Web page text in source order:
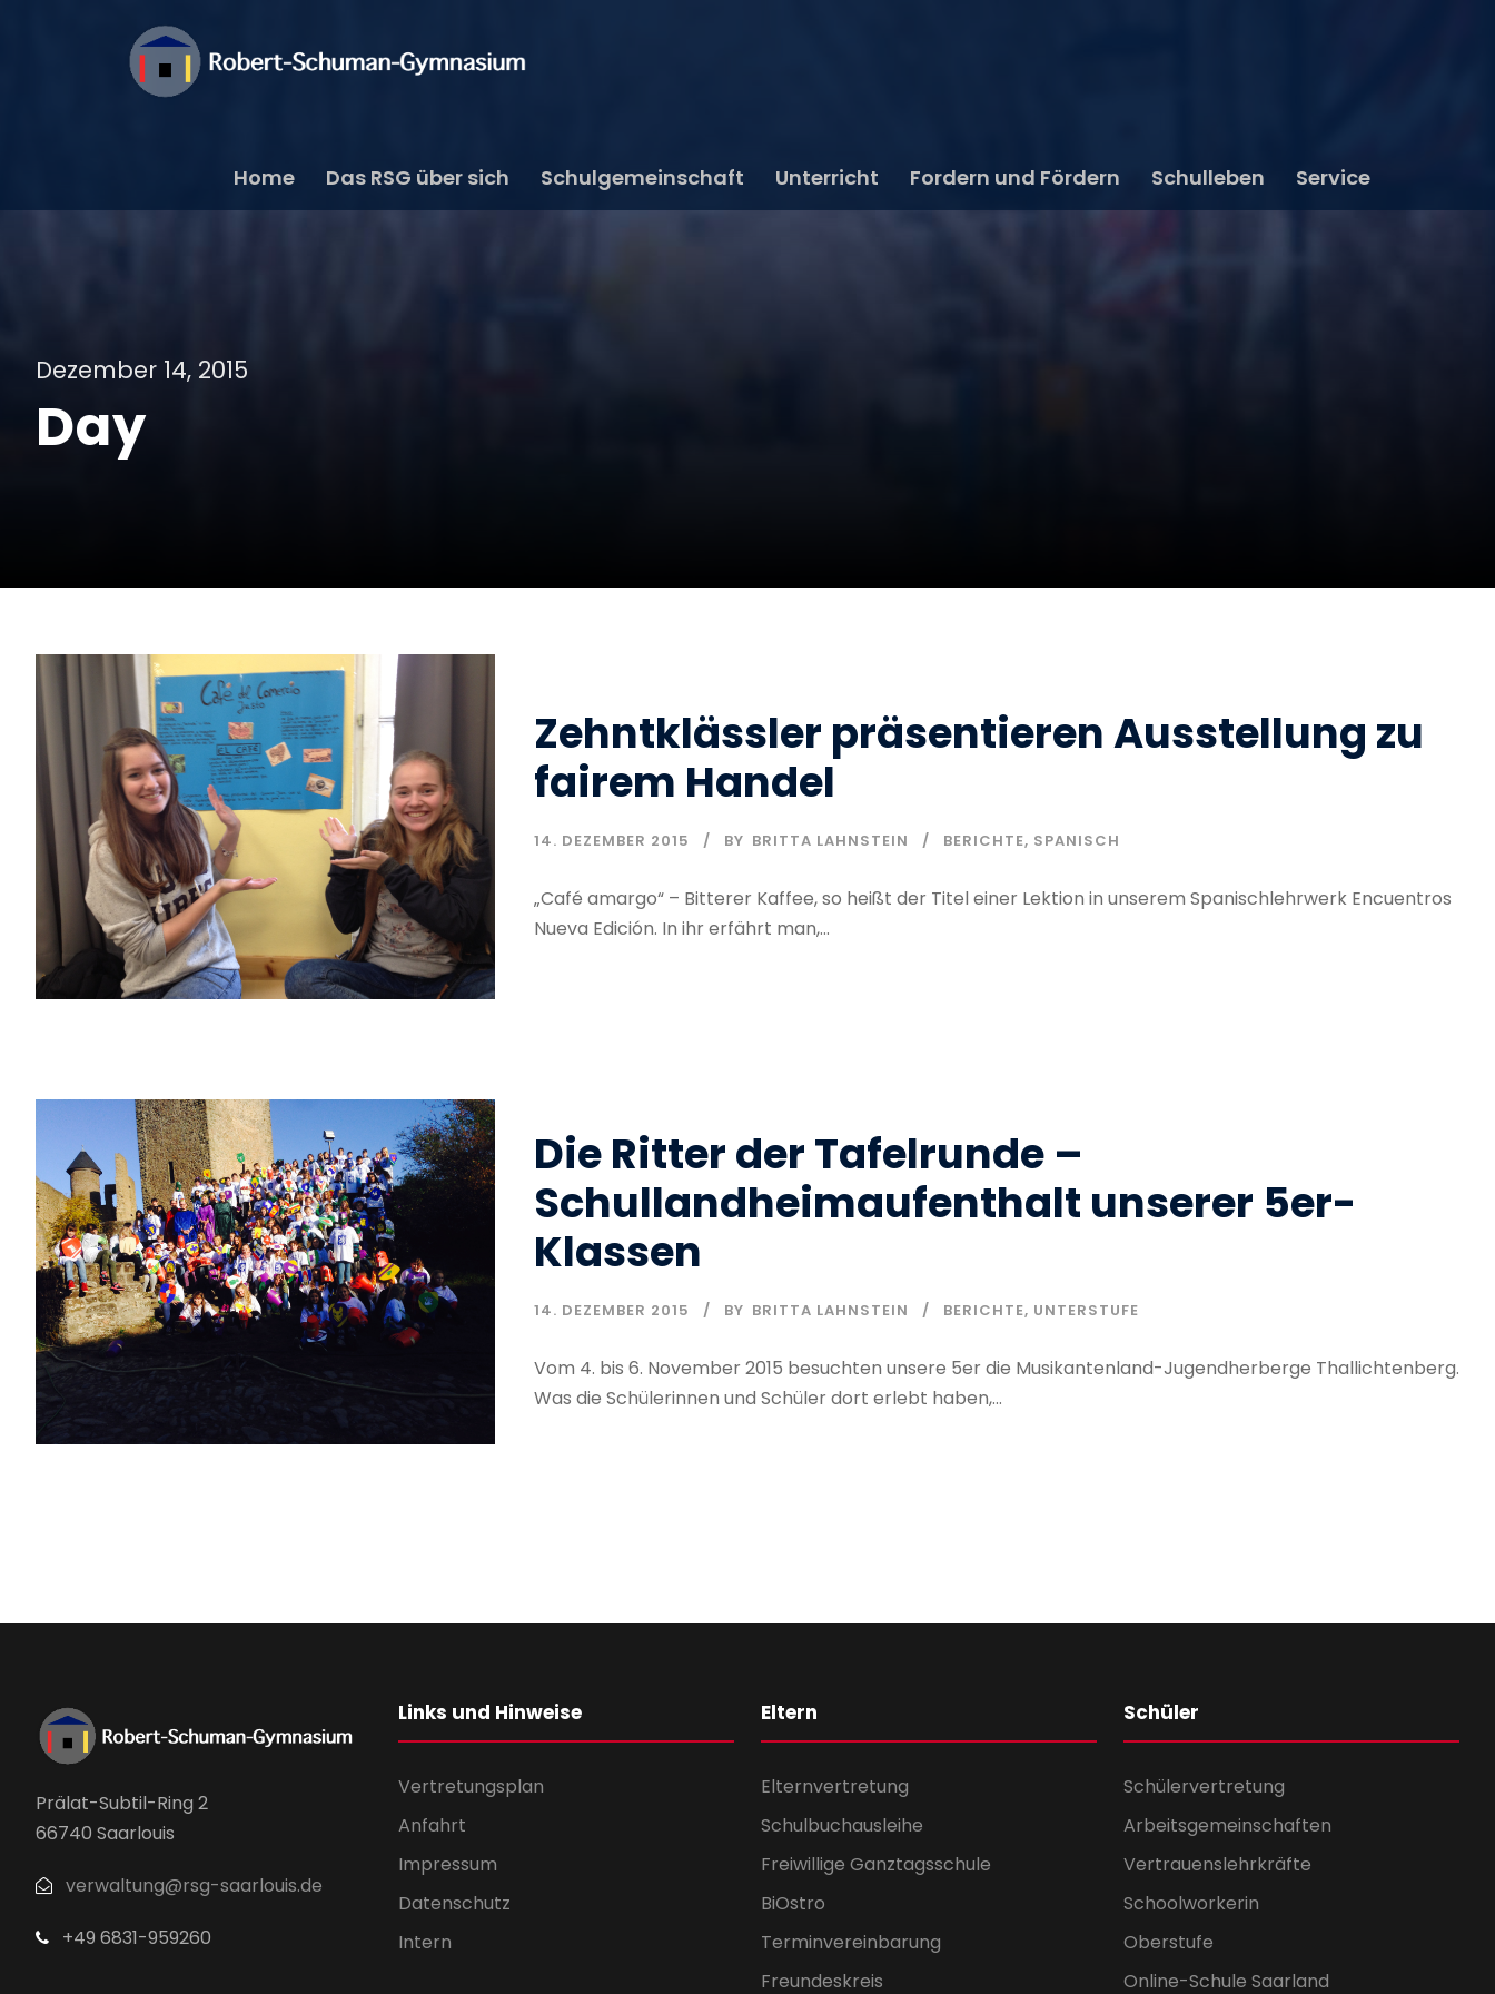
Home Das RSG über sich Schulgemeinschaft Unterricht Fordern und Fördern Schulleben Service
Dezember 14, 2015
Day
Zehntklässler präsentieren Ausstellung zu
fairem Handel
14. DEZEMBER 2015 BY BRITTA LAHNSTEIN BERICHTE, SPANISCH
„Café amargo“ – Bitterer Kaffee, so heißt der Titel einer Lektion in unserem Spanischlehrwerk Encuentros
Nueva Edición. In ihr erfährt man,...
Die Ritter der Tafelrunde –
Schullandheimaufenthalt unserer 5er-
Klassen
14. DEZEMBER 2015 BY BRITTA LAHNSTEIN BERICHTE, UNTERSTUFE
Vom 4. bis 6. November 2015 besuchten unsere 5er die Musikantenland-Jugendherberge Thallichtenberg.
Was die Schülerinnen und Schüler dort erlebt haben,...
Prälat-Subtil-Ring 2
66740 Saarlouis
verwaltung@rsg-saarlouis.de
+49 6831-959260
Links und Hinweise
Vertretungsplan
Anfahrt
Impressum
Datenschutz
Intern
Eltern
Elternvertretung
Schulbuchausleihe
Freiwillige Ganztagsschule
BiOstro
Terminvereinbarung
Freundeskreis
Schüler
Schülervertretung
Arbeitsgemeinschaften
Vertrauenslehrkräfte
Schoolworkerin
Oberstufe
Online-Schule Saarland